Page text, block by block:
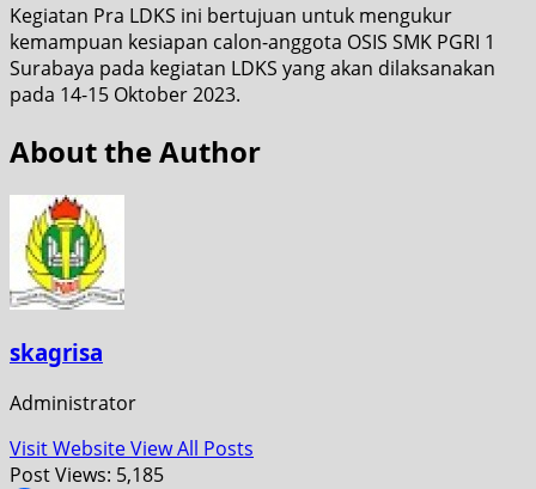
Kegiatan Pra LDKS ini bertujuan untuk mengukur
kemampuan kesiapan calon-anggota OSIS SMK PGRI 1
Surabaya pada kegiatan LDKS yang akan dilaksanakan
pada 14-15 Oktober 2023.
About the Author
skagrisa
Administrator
Visit WebsiteView All Posts
Post Views: 5,185